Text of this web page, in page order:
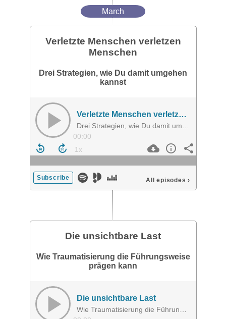
March
Verletzte Menschen verletzen
Menschen
Drei Strategien, wie Du damit umgehen
kannst
Verletzte Menschen verletzen Menschen
00:00
Subscribe All episodes ›
Die unsichtbare Last
Wie Traumatisierung die Führungsweise
prägen kann
Die unsichtbare Last
Wie Traumatisierung die Führungsweise prägen kann